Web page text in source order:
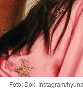
Foto: Dok. Instagram/